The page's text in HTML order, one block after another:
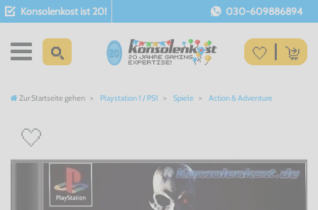
Konsolenkost ist 20! 030-609886894
Zur Startseite gehen Playstation 1 / PS1 Spiele Action & Adventure